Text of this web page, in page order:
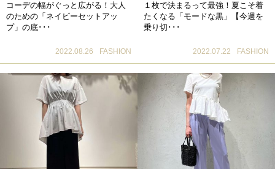
コーデの幅がぐっと広がる！大人
のための「ネイビーセットアッ
プ」の底･･･
2022.08.26 FASHION
１枚で決まるって最強！夏こそ着
たくなる「モードな黒」【今週を
乗り切･･･
2022.07.22 FASHION